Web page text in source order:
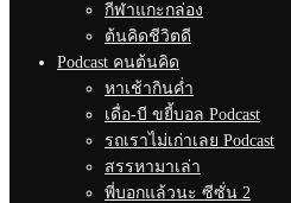
กีฬาแกะกล่อง
ต้นคิดชีวิตดี
Podcast คนต้นคิด
หาเช้ากินค่ำ
เดื่อ-บี ขยี้บอล Podcast
รถเราไม่เก่าเลย Podcast
สรรหามาเล่า
พี่บอกแล้วนะ ซีซั่น 2